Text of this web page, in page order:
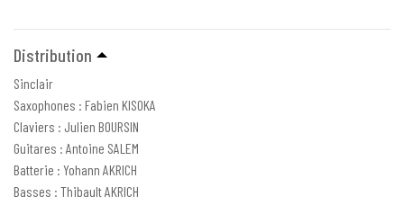
Distribution
Sinclair
Saxophones : Fabien KISOKA
Claviers : Julien BOURSIN
Guitares : Antoine SALEM
Batterie : Yohann AKRICH
Basses : Thibault AKRICH